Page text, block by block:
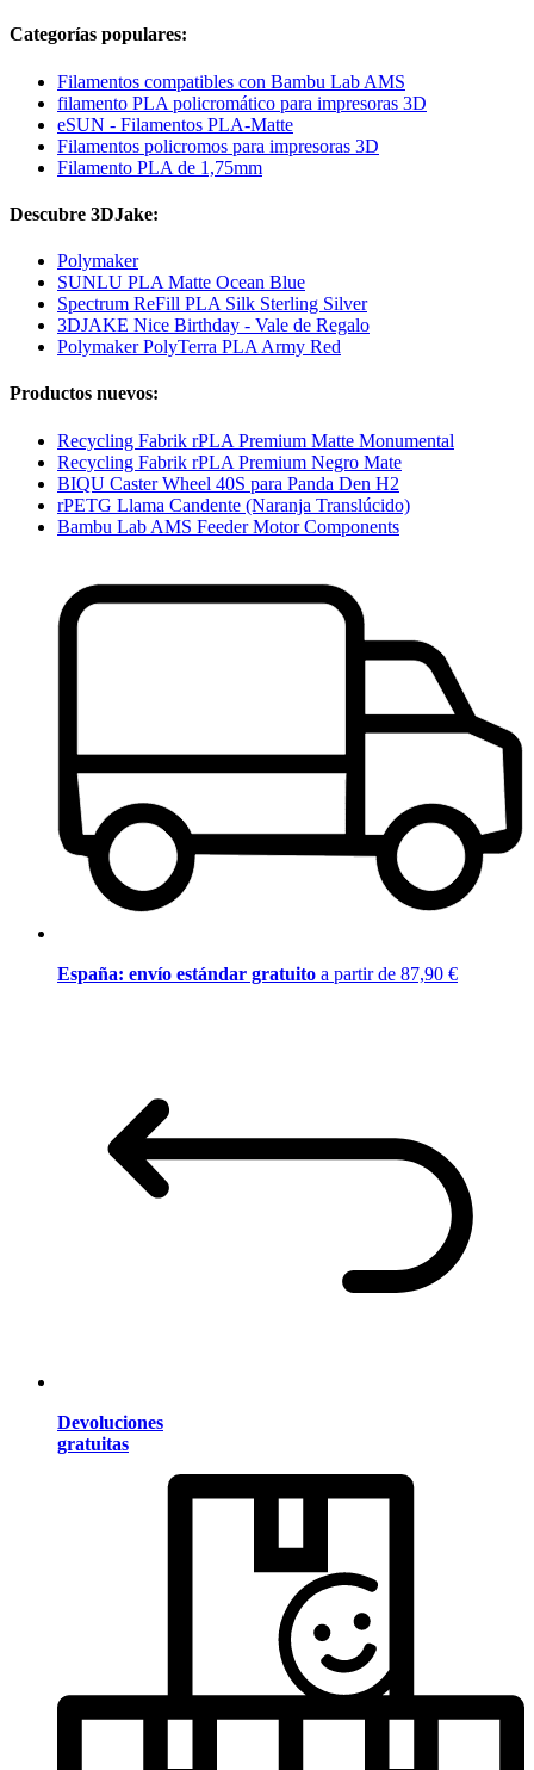
Categorías populares:
Filamentos compatibles con Bambu Lab AMS
filamento PLA policromático para impresoras 3D
eSUN - Filamentos PLA-Matte
Filamentos policromos para impresoras 3D
Filamento PLA de 1,75mm
Descubre 3DJake:
Polymaker
SUNLU PLA Matte Ocean Blue
Spectrum ReFill PLA Silk Sterling Silver
3DJAKE Nice Birthday - Vale de Regalo
Polymaker PolyTerra PLA Army Red
Productos nuevos:
Recycling Fabrik rPLA Premium Matte Monumental
Recycling Fabrik rPLA Premium Negro Mate
BIQU Caster Wheel 40S para Panda Den H2
rPETG Llama Candente (Naranja Translúcido)
Bambu Lab AMS Feeder Motor Components
España: envío estándar gratuito a partir de 87,90 €
Devoluciones
gratuitas